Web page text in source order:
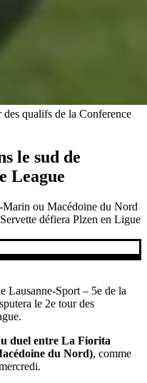
qualifs de la Conference
le sud de
League
ou Macédoine du Nord
défiera Plzen en Ligue
Lausanne-Sport – 5e de la
le 2e tour des
duel entre La Fiorita
du Nord), comme